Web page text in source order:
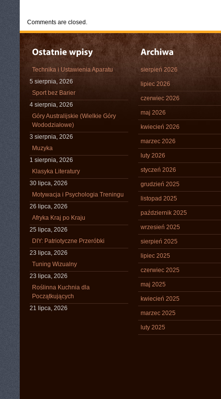
Comments are closed.
Technika i Ustawienia Aparatu
5 sierpnia, 2026
Sport bez Barier
4 sierpnia, 2026
Góry Australijskie (Wielkie Góry
Wododziałowe)
3 sierpnia, 2026
Muzyka
1 sierpnia, 2026
Klasyka Literatury
30 lipca, 2026
Motywacja i Psychologia Treningu
26 lipca, 2026
Afryka Kraj po Kraju
25 lipca, 2026
DIY: Patriotyczne Przeróbki
23 lipca, 2026
Tuning Wizualny
23 lipca, 2026
Roślinna Kuchnia dla
Początkujących
21 lipca, 2026
sierpień 2026
lipiec 2026
czerwiec 2026
maj 2026
kwiecień 2026
marzec 2026
luty 2026
styczeń 2026
grudzień 2025
listopad 2025
październik 2025
wrzesień 2025
sierpień 2025
lipiec 2025
czerwiec 2025
maj 2025
kwiecień 2025
marzec 2025
luty 2025